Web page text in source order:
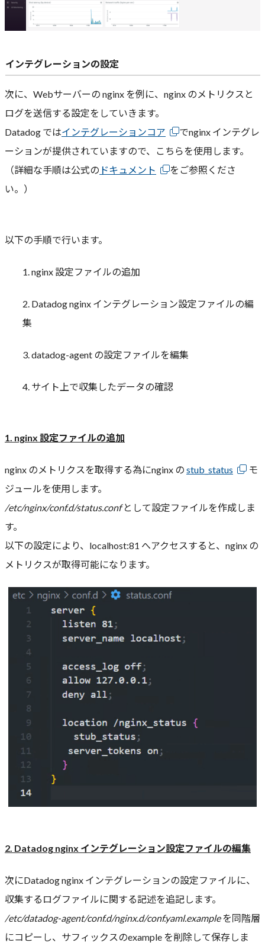
インテグレーションの設定
次に、Webサーバーの nginx を例に、nginx のメトリクスと
ログを送信する設定をしていきます。
Datadog ではインテグレーションコア
でnginx インテグレ
ーションが提供されていますので、こちらを使用します。
（詳細な手順は公式の ドキュメント
をご参照くださ
い。）
以下の手順で行います。
1. nginx 設定ファイルの追加
2. Datadog nginx インテグレーション設定ファイルの編
集
3. datadog-agent の設定ファイルを編集
4. サイト上で収集したデータの確認
1. nginx 設定ファイルの追加
nginx のメトリクスを取得する為にnginx の stub_status
モ
ジュールを使用します。
/etc/nginx/conf.d/status.confとして設定ファイルを作成しま
す。
以下の設定により、localhost:81 へアクセスすると、nginx の
メトリクスが取得可能になります。
2. Datadog nginx インテグレーション設定ファイルの編集
次にDatadog nginx インテグレーションの設定ファイルに、
収集するログファイルに関する記述を追記します。
/etc/datadog-agent/conf.d/nginx.d/conf.yaml.exampleを同階層
にコピーし、サフィックスのexample を削除して保存しま